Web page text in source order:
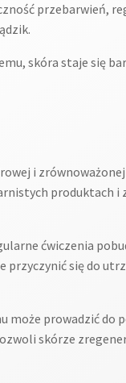
przebarwień,
skóra staje się
i
produktach i
ćwiczenia
się do
może prowadzić do
skórze